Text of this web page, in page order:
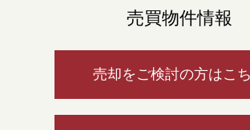
売買物件情報
売却をご検討の方はこ